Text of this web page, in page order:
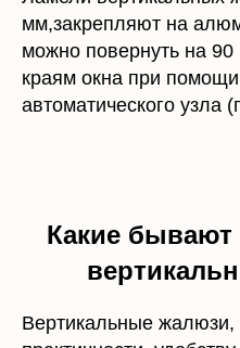
можно повернуть на 90
краям окна при
автоматического узла
Вертикальные
практичности,
уходе и разнообразию